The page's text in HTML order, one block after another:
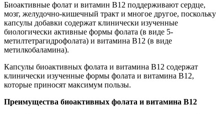
Биоактивные фолат и витамин B12 поддерживают сердце,
мозг, желудочно-кишечный тракт и многое другое, поскольку
капсулы добавки содержат клинически изученные
биологически активные формы фолата (в виде 5-
метилтетрагидрофолата) и витамина B12 (в виде
метилкобаламина).
Капсулы биоактивных фолата и витамина B12 содержат
клинически изученные формы фолата и витамина B12,
которые приносят максимум пользы.
Преимущества биоактивных фолата и витамина B12